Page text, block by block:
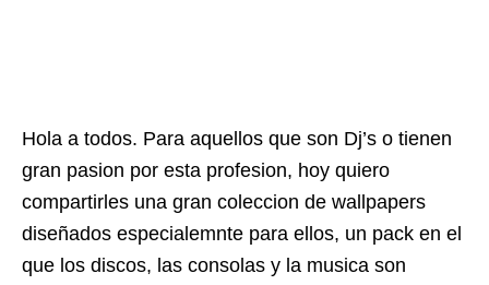
Hola a todos. Para aquellos que son Dj’s o tienen
gran pasion por esta profesion, hoy quiero
compartirles una gran coleccion de wallpapers
diseñados especialemnte para ellos, un pack en el
que los discos, las consolas y la musica son